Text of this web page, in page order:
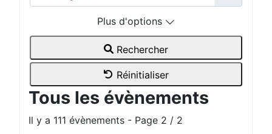
Plus d'options
Rechercher
Réinitialiser
Tous les évènements
Il y a 111 évènements - Page 2 / 2